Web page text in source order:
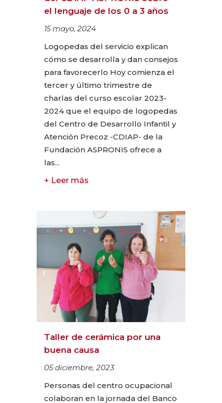
el lenguaje de los 0 a 3 años
15 mayo, 2024
Logopedas del servicio explican
cómo se desarrolla y dan consejos
para favorecerlo Hoy comienza el
tercer y último trimestre de
charlas del curso escolar 2023-
2024 que el equipo de logopedas
del Centro de Desarrollo Infantil y
Atención Precoz -CDIAP- de la
Fundación ASPRONIS ofrece a
las...
+ Leer más
Taller de cerámica por una
buena causa
05 diciembre, 2023
Personas del centro ocupacional
colaboran en la jornada del Banco